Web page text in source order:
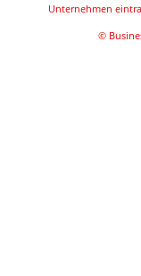
Unternehmen
©